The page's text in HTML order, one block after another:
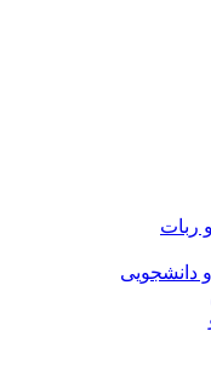
ربات
دانشجویی